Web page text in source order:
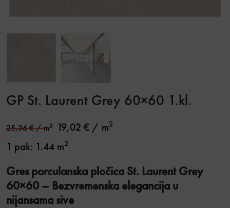
GP St. Laurent Grey 60×60 1.kl.
25,36€/ m2 19,02 € / m2
1 pak: 1.44 m2
Gres porculanska pločica St. Laurent Grey
60×60 – Bezvremenska elegancija u
nijansama sive